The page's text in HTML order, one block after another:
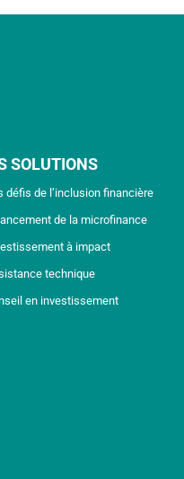
SOLUTIONS
défis de l’inclusion financière
de la microfinance
à impact
technique
en investissement